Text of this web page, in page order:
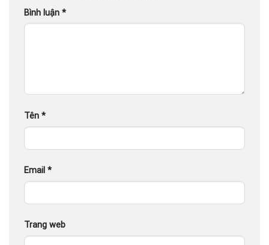
Bình luận *
Tên *
Email *
Trang web